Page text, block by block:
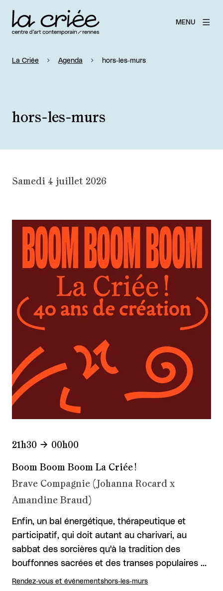
MENU
La Criée Agenda hors-les-murs
hors-les-murs
Samedi 4 juillet 2026
Boom Boom Boom La Criée !
Brave Compagnie (Johanna Rocard x
Amandine Braud)
21h30 00h00
Enfin, un bal énergétique, thérapeutique et
participatif, qui doit autant au charivari, au
sabbat des sorcières qu'à la tradition des
bouffonnes sacrées et des transes populaires …
Rendez-vous et événementshors-les-murs